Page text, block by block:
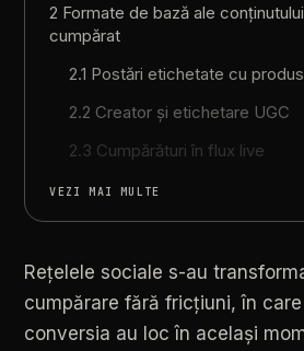
2 Formate de bază ale
cumpărat
2.1 Postări etichetate cu
2.2 Creator și etichetare UGC
2.3 Cumpărături în flux live
VEZI MAI MULTE
Rețelele sociale s-au
cumpărare fără fricțiuni, în care
conversia au loc în același